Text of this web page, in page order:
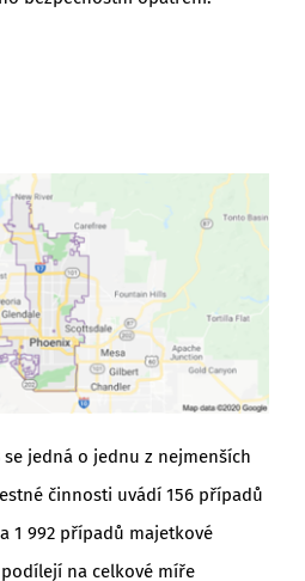
jedná o jednu z nejmenších
činnosti uvádí 156 případů
1 992 případů majetkové
na celkové míře